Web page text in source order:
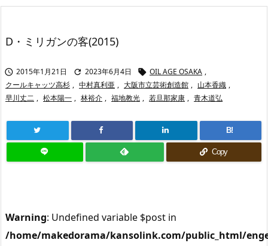
D・ミリガンの客(2015)
 2015年1月21日  2023年6月4日  OIL AGE OSAKA ,
クールキャッツ高杉 , 中村真利亜 , 大阪市立芸術創造館 , 山本香織 ,
早川丈二 , 松本陽一 , 林裕介 , 福地教光 , 若旦那家康 , 青木道弘
B!
Copy
Warning: Undefined variable $post in
/home/makedorama/kansolink.com/public_html/